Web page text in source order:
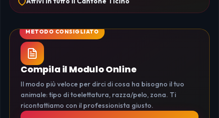
Compila il Modulo Online
Il modo più veloce per dirci di cosa ha bisogno il tuo
animale: tipo di toelettatura, razza/pelo, zona. Ti
ricontattiamo con il professionista giusto.